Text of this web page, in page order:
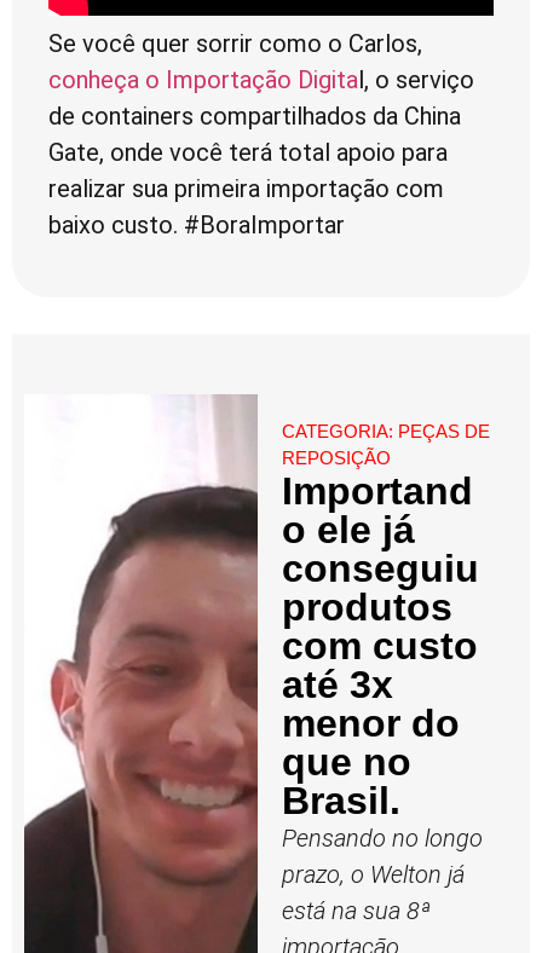
Se você quer sorrir como o Carlos,
conheça o Importação Digital, o serviço
de containers compartilhados da China
Gate, onde você terá total apoio para
realizar sua primeira importação com
baixo custo. #BoraImportar
CATEGORIA: PEÇAS DE
REPOSIÇÃO
Importand
o ele já
conseguiu
produtos
com custo
até 3x
menor do
que no
Brasil.
Pensando no longo
prazo, o Welton já
está na sua 8ª
importação